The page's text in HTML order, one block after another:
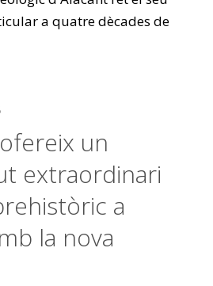
a quatre dècades de
un
extraordinari
a
la nova